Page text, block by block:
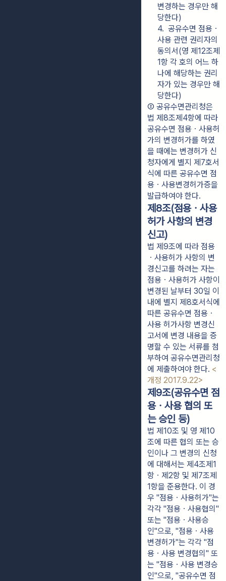
변경하는 경우만 해
당한다)
4.  공유수면 점용ㆍ
사용 관련 권리자의
동의서(영 제12조제
1항 각 호의 어느 하
나에 해당하는 권리
자가 있는 경우만 해
당한다)
② 공유수면관리청은
법 제8조제4항에 따라
공유수면 점용ㆍ사용허
가의 변경허가를 하였
을 때에는 변경허가 신
청자에게 별지 제7호서
식에 따른 공유수면 점
용ㆍ사용변경허가증을
발급하여야 한다.
제8조(점용ㆍ사용
허가 사항의 변경
신고)
법 제9조에 따라 점용
ㆍ사용허가 사항의 변
경신고를 하려는 자는
점용ㆍ사용허가 사항이
변경된 날부터 30일 이
내에 별지 제8호서식에
따른 공유수면 점용ㆍ
사용 허가사항 변경신
고서에 변경 내용을 증
명할 수 있는 서류를 첨
부하여 공유수면관리청
에 제출하여야 한다. <
개정 2017.9.22>
제9조(공유수면 점
용ㆍ사용 협의 또
는 승인 등)
법 제10조 및 영 제10
조에 따른 협의 또는 승
인이나 그 변경의 신청
에 대해서는 제4조제1
항ㆍ제2항 및 제7조제
1항을 준용한다. 이 경
우 "점용ㆍ사용허가"는
각각 "점용ㆍ사용협의"
또는 "점용ㆍ사용승
인"으로, "점용ㆍ사용
변경허가"는 각각 "점
용ㆍ사용 변경협의" 또
는 "점용ㆍ사용 변경승
인"으로, "공유수면 점